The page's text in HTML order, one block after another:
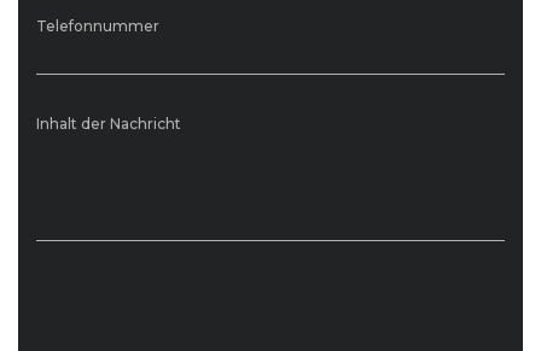
Telefonnummer
Inhalt der Nachricht